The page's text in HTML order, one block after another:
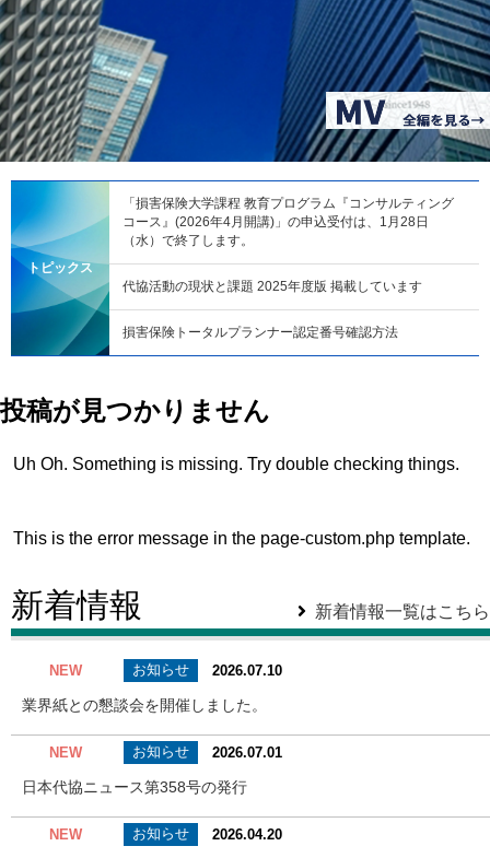
トピックス
「損害保険大学課程 教育プログラム『コンサルティング
コース』(2026年4月開講)」の申込受付は、1月28日
（水）で終了します。
代協活動の現状と課題 2025年度版 掲載しています
損害保険トータルプランナー認定番号確認方法
投稿が見つかりません
Uh Oh. Something is missing. Try double checking things.
This is the error message in the page-custom.php template.
新着情報 新着情報一覧はこちら
NEW お知らせ 2026.07.10
業界紙との懇談会を開催しました。
NEW お知らせ 2026.07.01
日本代協ニュース第358号の発行
NEW お知らせ 2026.04.20